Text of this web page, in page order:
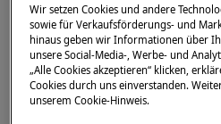
Toplader-
Einbau-
Lösung
Wir setzen Cookies und andere
sowie für Verkaufsförderungs- und
hinaus geben wir Informationen über
unsere Social-Media-, Werbe- und
„Alle Cookies akzeptieren“ klicken,
Cookies durch uns einverstanden.
unserem Cookie-Hinweis.